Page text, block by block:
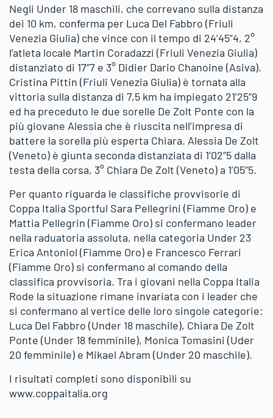
Negli Under 18 maschili, che correvano sulla distanza
dei 10 km, conferma per Luca Del Fabbro (Friuli
Venezia Giulia) che vince con il tempo di 24’45”4, 2°
l’atleta locale Martin Coradazzi (Friuli Venezia Giulia)
distanziato di 17”7 e 3° Didier Dario Chanoine (Asiva).
Cristina Pittin (Friuli Venezia Giulia) è tornata alla
vittoria sulla distanza di 7,5 km ha impiegato 21’25”9
ed ha preceduto le due sorelle De Zolt Ponte con la
più giovane Alessia che è riuscita nell’impresa di
battere la sorella più esperta Chiara. Alessia De Zolt
(Veneto) è giunta seconda distanziata di 1’02”5 dalla
testa della corsa, 3° Chiara De Zolt (Veneto) a 1’05”5.
Per quanto riguarda le classifiche provvisorie di
Coppa Italia Sportful Sara Pellegrini (Fiamme Oro) e
Mattia Pellegrin (Fiamme Oro) si confermano leader
nella raduatoria assoluta, nella categoria Under 23
Erica Antoniol (Fiamme Oro) e Francesco Ferrari
(Fiamme Oro) si confermano al comando della
classifica provvisoria. Tra i giovani nella Coppa Italia
Rode la situazione rimane invariata con i leader che
si confermano al vertice delle loro singole categorie:
Luca Del Fabbro (Under 18 maschile), Chiara De Zolt
Ponte (Under 18 femminile), Monica Tomasini (Uder
20 femminile) e Mikael Abram (Under 20 maschile).
I risultati completi sono disponibili su
www.coppaitalia.org